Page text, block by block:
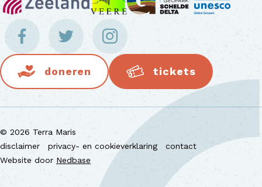
doneren tickets
© 2026 Terra Maris
disclaimer
privacy- en cookieverklaring
contact
Website door Nedbase